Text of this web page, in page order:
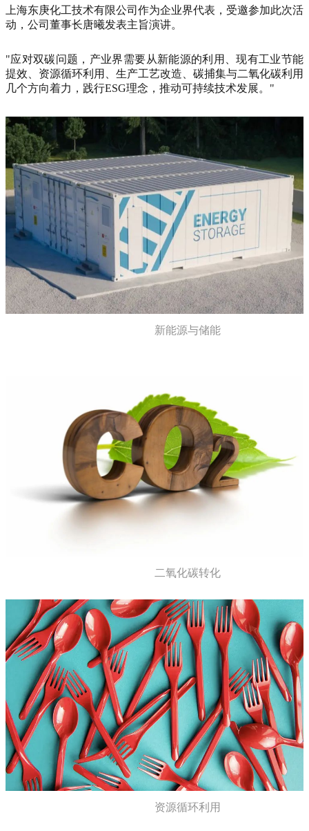
上海东庚化工技术有限公司作为企业界代表，受邀参加此次活
动，公司董事长唐曦发表主旨演讲。
"应对双碳问题，产业界需要从新能源的利用、现有工业节能
提效、资源循环利用、生产工艺改造、碳捕集与二氧化碳利用
几个方向着力，践行ESG理念，推动可持续技术发展。"
新能源与储能
二氧化碳转化
资源循环利用